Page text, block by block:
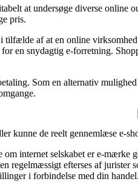
at undersøge diverse online
pris.
af at en online
en snydagtig e-forretning.
Som en alternativ
kunne de reelt gennemlæse e-
internet selskabet er e-
regelmæssigt efterses af
i forbindelse med din handel.